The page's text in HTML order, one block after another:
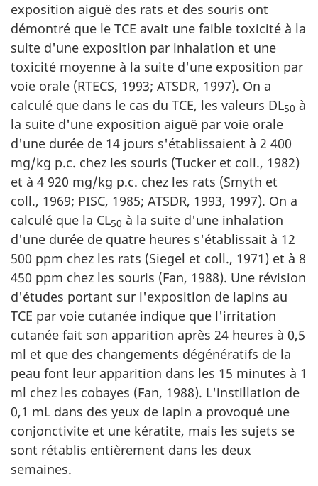
exposition aiguë des rats et des souris ont
démontré que le TCE avait une faible toxicité à la
suite d'une exposition par inhalation et une
toxicité moyenne à la suite d'une exposition par
voie orale (RTECS, 1993; ATSDR, 1997). On a
calculé que dans le cas du TCE, les valeurs DL50 à
la suite d'une exposition aiguë par voie orale
d'une durée de 14 jours s'établissaient à 2 400
mg/kg p.c. chez les souris (Tucker et coll., 1982)
et à 4 920 mg/kg p.c. chez les rats (Smyth et
coll., 1969; PISC, 1985; ATSDR, 1993, 1997). On a
calculé que la CL50 à la suite d'une inhalation
d'une durée de quatre heures s'établissait à 12
500 ppm chez les rats (Siegel et coll., 1971) et à 8
450 ppm chez les souris (Fan, 1988). Une révision
d'études portant sur l'exposition de lapins au
TCE par voie cutanée indique que l'irritation
cutanée fait son apparition après 24 heures à 0,5
ml et que des changements dégénératifs de la
peau font leur apparition dans les 15 minutes à 1
ml chez les cobayes (Fan, 1988). L'instillation de
0,1 mL dans des yeux de lapin a provoqué une
conjonctivite et une kératite, mais les sujets se
sont rétablis entièrement dans les deux
semaines.